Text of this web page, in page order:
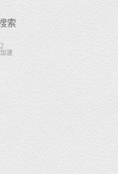
索
速